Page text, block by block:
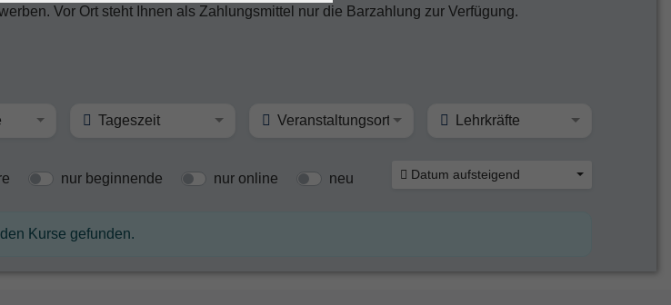
Vor Ort steht Ihnen als Zahlungsmittel nur die Barzahlung zur Verfügung.
Tageszeit Veranstaltungsort Lehrkräfte
nur beginnende nur online neu Datum aufsteigend
Kurse gefunden.